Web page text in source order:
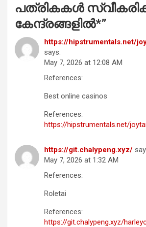
പത്രികകള്‍
കേന്ദ്രങ്ങളില്‍*”
https://hipstrumentals.net/
says:
May 7, 2026 at 12:08 AM
References:
Best online casinos
References:
https://hipstrumentals.net/
https://git.chalypeng.xyz/
May 7, 2026 at 1:32 AM
References:
Roletai
References:
https://git.chalypeng.xyz/